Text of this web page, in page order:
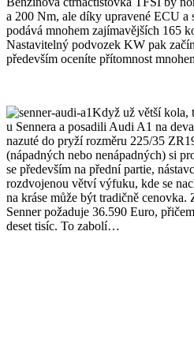
a 200 Nm, ale díky upravené ECU
podává mnohem zajímavějších 165
Nastavitelný podvozek KW pak
především oceníte přítomnost
Když už větší kola,
u Sennera a posadili Audi A1 na
nazuté do pryží rozměru 225/35
(nápadných nebo nenápadných) si
se především na přední partie,
rozdvojenou větví výfuku, kde se
na kráse může být tradičně cenovka.
Senner požaduje 36.590 Euro,
deset tisíc. To zabolí…